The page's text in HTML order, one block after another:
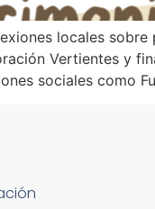
locales
Vertientes y
sociales como